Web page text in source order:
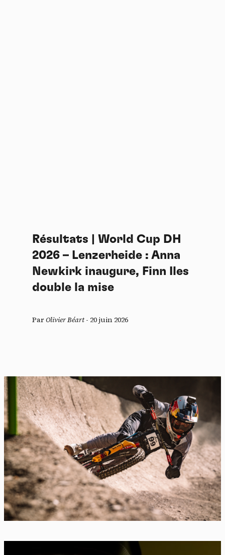
Résultats | World Cup DH
2026 – Lenzerheide : Anna
Newkirk inaugure, Finn Iles
double la mise
ParOlivier Béart- 20 juin 2026